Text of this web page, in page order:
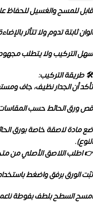
قابل للمسح والغسيل للحفاظ
ألوان ثابتة تدوم ولا تتأثر
سهل التركيب ولا يتطلب
🛠️ طريقة التركيب:
تأكد أن الجدار نظيف، جاف
قص ورق الحائط حسب
ضع مادة لاصقة خاصة بورق
النوع).
👉 اطلب اللاصق الأصلي من
ثبّت الورق برفق واضغط
امسح السطح بلطف بفوطة